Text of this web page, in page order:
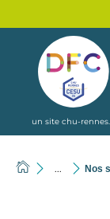
un site chu-
... Nos